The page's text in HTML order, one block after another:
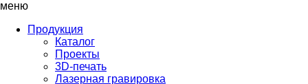
меню
Продукция
Каталог
Проекты
3D-печать
Лазерная гравировка